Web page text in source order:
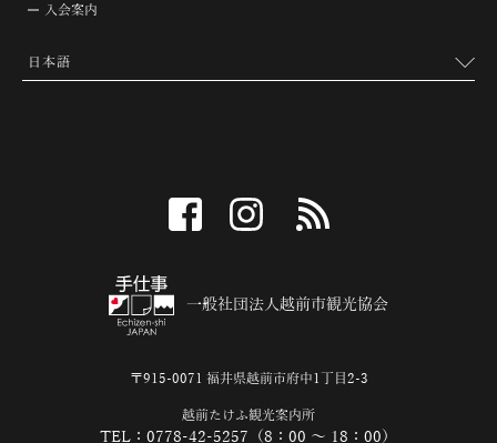
入会案内
facebook instagram
一般社団法人越前市観光協会
〒915-0071 福井県越前市府中1丁目2-3
越前たけふ観光案内所
TEL：0778-42-5257（8：00 ～ 18：00）